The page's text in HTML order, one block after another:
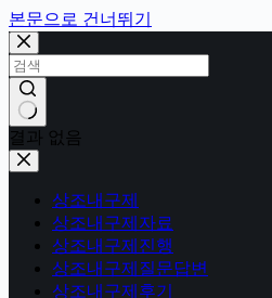
본문으로 건너뛰기
결과 없음
상조내구제
상조내구제자료
상조내구제진행
상조내구제질문답변
상조내구제후기